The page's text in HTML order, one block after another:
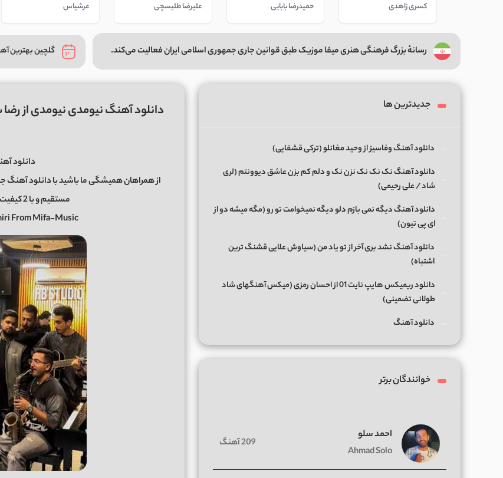
کسری زاهدی حمیدرضا بابایی علیرضا طلیسچی عرشیاس
رسانهٔ بزرگ فرهنگی هنری میفا موزیک طبق قوانین جاری جمهوری اسلامی ایران فعالیت می‌کند. گلچین بهترین
دانلود
از همراهان همیشگی ما باشید با دانلود آهنگ
مستقیم و با 2 کیفیت عالی و خوب در رسانه معتبر میفا موزیک
From Mifa-Music
جدیدترین ها
دانلود آهنگ وفاسیز از وحید مغانلو (ترکی قشقایی)
دانلود آهنگ نک نک نک نزن نک و دلم کم بزن عاشق دیوونتم (لری
شاد / علی رحیمی)
دانلود آهنگ دیگه نمی بازم دلو دیگه نمیخوامت تو رو (مگه میشه دو از
ای پی تیون)
دانلود آهنگ نشد بری آخر از تو یاد من (سیاوش علایی قشنگ ترین
اشتباه)
دانلود ریمیکس هایپ نایت 01 از احسان رمزی (میکس آهنگهای شاد
طولانی تضمینی)
دانلود آهنگ
خوانندگان برتر
احمد سلو
Ahmad Solo
209 آهنگ